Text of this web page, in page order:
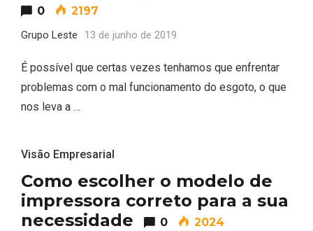
0 2197
Grupo Leste 13 de junho de 2019
É possível que certas vezes tenhamos que enfrentar
problemas com o mal funcionamento do esgoto, o que
nos leva a …
Visão Empresarial
Como escolher o modelo de
impressora correto para a sua
necessidade
0 2024